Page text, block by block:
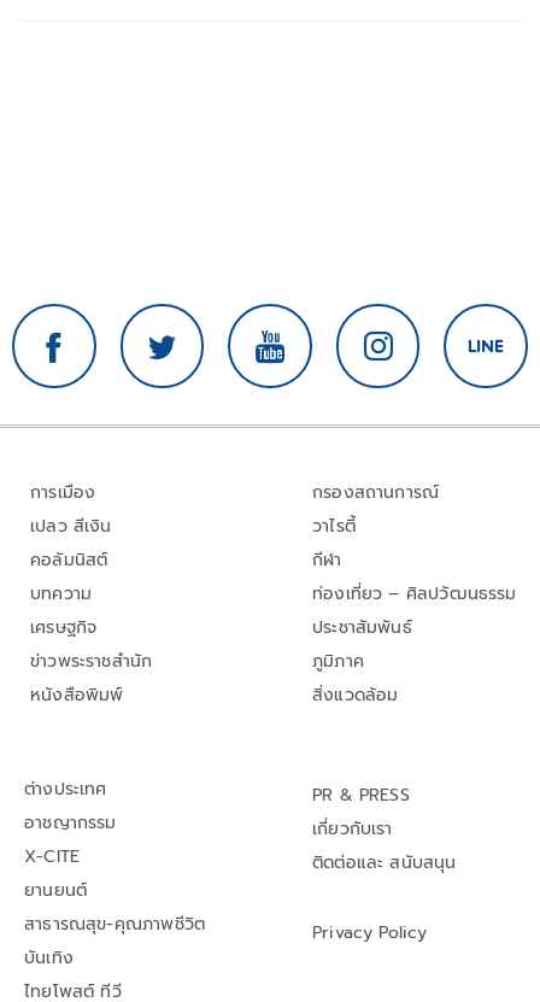
การเมือง
เปลว สีเงิน
คอลัมนิสต์
บทความ
เศรษฐกิจ
ข่าวพระราชสำนัก
หนังสือพิมพ์
กรองสถานการณ์
วาไรตี้
กีฬา
ท่องเที่ยว – ศิลปวัฒนธรรม
ประชาสัมพันธ์
ภูมิภาค
สิ่งแวดล้อม
ต่างประเทศ
อาชญากรรม
X-CITE
ยานยนต์
สาธารณสุข-คุณภาพชีวิต
บันเทิง
ไทยโพสต์ ทีวี
PR & PRESS
เกี่ยวกับเรา
ติดต่อและ สนับสนุน
Privacy Policy